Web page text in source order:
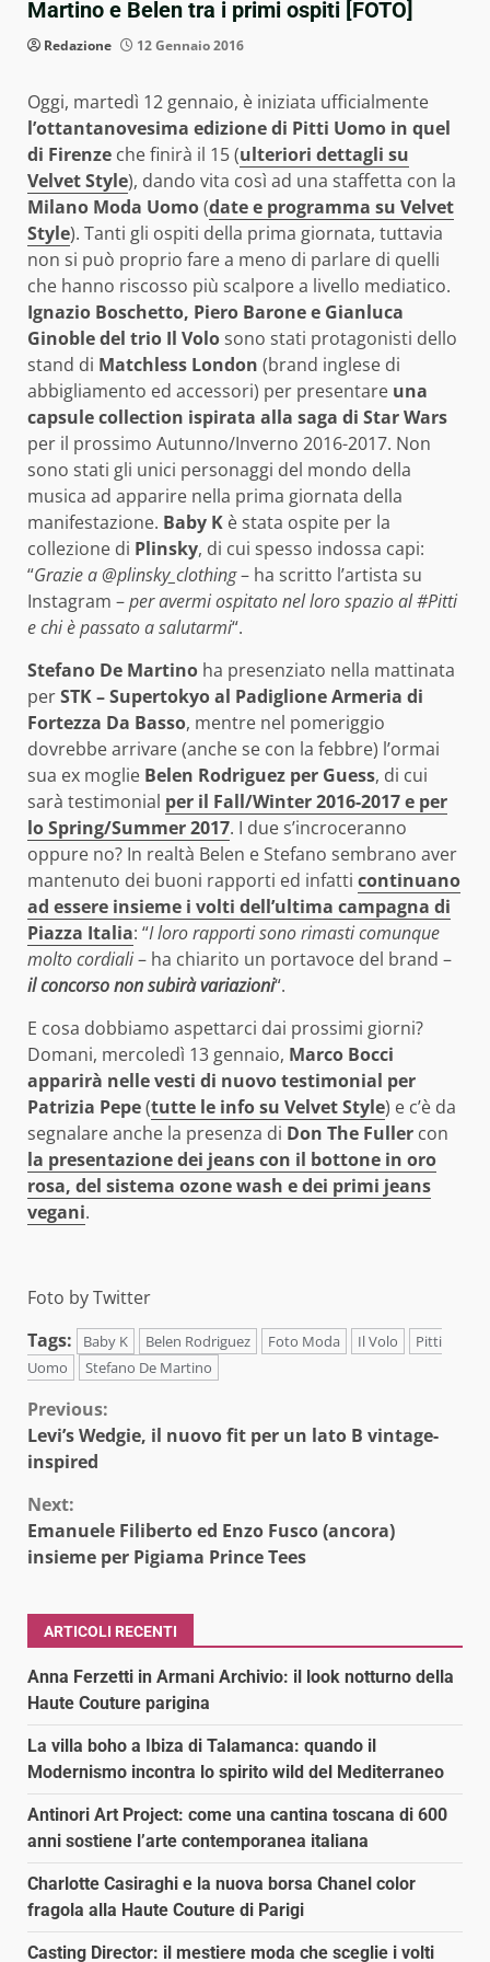
Martino e Belen tra i primi ospiti [FOTO]
Redazione 12 Gennaio 2016
Oggi, martedì 12 gennaio, è iniziata ufficialmente
l’ottantanovesima edizione di Pitti Uomo in quel
di Firenze che finirà il 15 (ulteriori dettagli su
Velvet Style), dando vita così ad una staffetta con la
Milano Moda Uomo(date e programma su Velvet
Style). Tanti gli ospiti della prima giornata, tuttavia
non si può proprio fare a meno di parlare di quelli
che hanno riscosso più scalpore a livello mediatico.
Ignazio Boschetto, Piero Barone e Gianluca
Ginoble del trio Il Volosono stati protagonisti dello
stand di Matchless London (brand inglese di
abbigliamento ed accessori) per presentare una
capsule collection ispirata alla saga di Star Wars
per il prossimo Autunno/Inverno 2016-2017. Non
sono stati gli unici personaggi del mondo della
musica ad apparire nella prima giornata della
manifestazione. Baby K è stata ospite per la
collezione di Plinsky, di cui spesso indossa capi:
“Grazie a @plinsky_clothing– ha scritto l’artista su
Instagram –per avermi ospitato nel loro spazio al ‪#‎Pitti‬
e chi è passato a salutarmi“.
Stefano De Martino ha presenziato nella mattinata
perSTK – Supertokyo al Padiglione Armeria di
Fortezza Da Basso, mentre nel pomeriggio
dovrebbe arrivare (anche se con la febbre) l’ormai
sua ex moglie Belen Rodriguez per Guess, di cui
sarà testimonial per il Fall/Winter 2016-2017 e per
lo Spring/Summer 2017. I due s’incroceranno
oppure no? In realtà Belen e Stefano sembrano aver
mantenuto dei buoni rapporti ed infatti continuano
ad essere insieme i volti dell’ultima campagna di
Piazza Italia: “I loro rapporti sono rimasti comunque
molto cordiali– ha chiarito un portavoce del brand –
il concorso non subirà variazioni“.
E cosa dobbiamo aspettarci dai prossimi giorni?
Domani, mercoledì 13 gennaio, Marco Bocci
apparirà nelle vesti di nuovo testimonial per
Patrizia Pepe(tutte le info su Velvet Style) e c’è da
segnalare anche la presenza di Don The Fuller con
la presentazione dei jeans con il bottone in oro
rosa, del sistema ozone wash e dei primi jeans
vegani.
Foto by Twitter
Tags:
Baby K Belen Rodriguez Foto Moda Il Volo
Pitti
Uomo
Stefano De Martino
Continue
Reading
Previous:
Levi’s Wedgie, il nuovo fit per un lato B vintage-
inspired
Next:
Emanuele Filiberto ed Enzo Fusco (ancora)
insieme per Pigiama Prince Tees
ARTICOLI RECENTI
Anna Ferzetti in Armani Archivio: il look notturno della
Haute Couture parigina
La villa boho a Ibiza di Talamanca: quando il
Modernismo incontra lo spirito wild del Mediterraneo
Antinori Art Project: come una cantina toscana di 600
anni sostiene l’arte contemporanea italiana
Charlotte Casiraghi e la nuova borsa Chanel color
fragola alla Haute Couture di Parigi
Casting Director: il mestiere moda che sceglie i volti